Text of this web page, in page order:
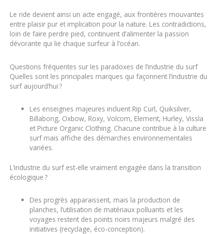
Le ride devient ainsi un acte engagé, aux frontières mouvantes
entre plaisir pur et implication pour la nature. Les contradictions,
loin de faire perdre pied, continuent d’alimenter la passion
dévorante qui lie chaque surfeur à l’océan.
Questions fréquentes sur les paradoxes de l’industrie du surf
Quelles sont les principales marques qui façonnent l’industrie du
surf aujourd’hui ?
Les enseignes majeures incluent Rip Curl, Quiksilver,
Billabong, Oxbow, Roxy, Volcom, Element, Hurley, Vissla
et Picture Organic Clothing. Chacune contribue à la culture
surf mais affiche des démarches environnementales
variées.
L’industrie du surf est-elle vraiment engagée dans la transition
écologique ?
Des progrès apparaissent, mais la production de
planches, l’utilisation de matériaux polluants et les
voyages restent des points noirs majeurs malgré des
initiatives (recyclage, éco-conception).